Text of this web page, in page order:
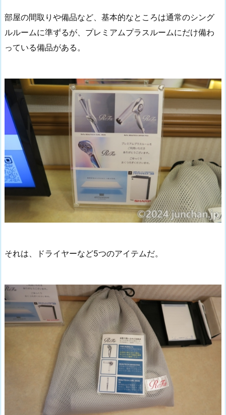
部屋の間取りや備品など、基本的なところは通常のシング
ルルームに準ずるが、プレミアムプラスルームにだけ備わ
っている備品がある。
それは、ドライヤーなど5つのアイテムだ。